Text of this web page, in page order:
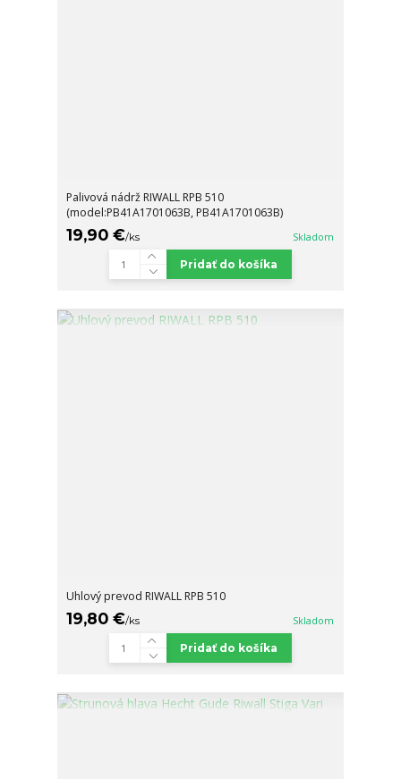
Palivová nádrž RIWALL RPB 510
(model:PB41A1701063B, PB41A1701063B)
19,90 €/ks Skladom
Pridať do košíka
Uhlový prevod RIWALL RPB 510
19,80 €/ks Skladom
Pridať do košíka